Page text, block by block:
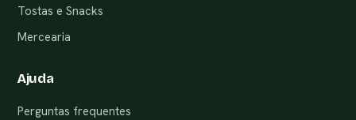
Tostas e Snacks
Mercearia
Ajuda
Perguntas frequentes